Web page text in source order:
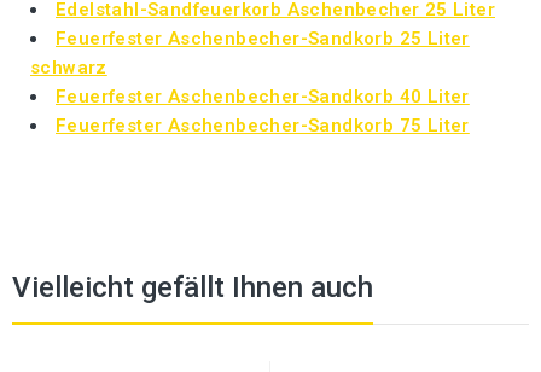
Edelstahl-Sandfeuerkorb Aschenbecher 25 Liter
Feuerfester Aschenbecher-Sandkorb 25 Liter
schwarz
Feuerfester Aschenbecher-Sandkorb 40 Liter
Feuerfester Aschenbecher-Sandkorb 75 Liter
Vielleicht gefällt Ihnen auch